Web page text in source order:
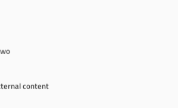
Koncern Węglowy
content